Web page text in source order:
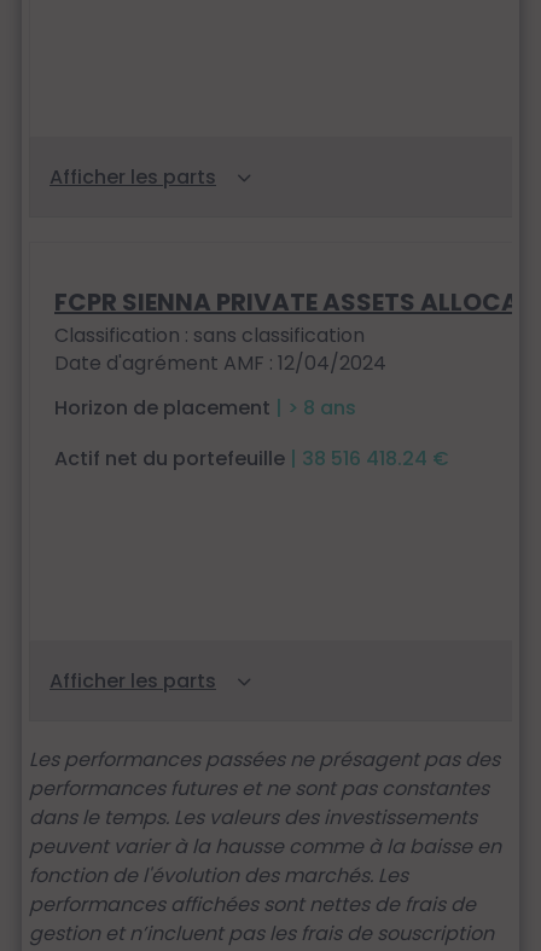
FCPR SIENNA PRIVATE ASSETS
Classification : sans classification
Date d'agrément AMF : 12/04/2024
Horizon de placement | > 8 ans
Actif net du portefeuille | 38 516 418.24 €
Les performances passées ne présagent pas des
performances futures et ne sont pas constantes
dans le temps. Les valeurs des investissements
peuvent varier à la hausse comme à la baisse en
fonction de l'évolution des marchés. Les
performances affichées sont nettes de frais de
gestion et n’incluent pas les frais de souscription